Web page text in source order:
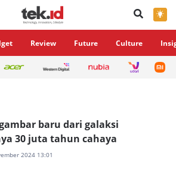
×
Review Future Culture
baru dari galaksi
30 juta tahun cahaya
2024 13:01